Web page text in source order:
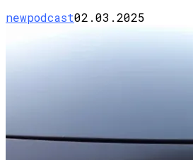
newpodcast02.03.2025